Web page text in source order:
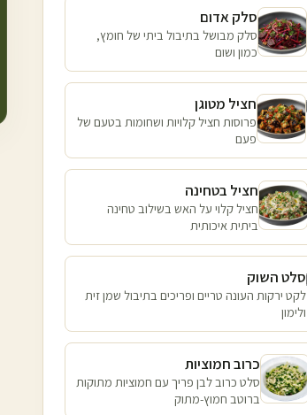
סלק אדום
סלק מבושל בתיבול ביתי של חומץ,
כמון ושום
חציל מטוגן
פרוסות חציל קלויות ושחומות בטעם של
פעם
חציל בטחינה
חציל קלוי על האש בשילוב טחינה
ביתית איכותית
סלט השוק
לקט ירקות העונה טריים ופריכים בתיבול שמן זית
ולימון
כרוב חמוציות
סלט כרוב לבן פריך עם חמוציות מתוקות
ברוטב חמוץ-מתוק